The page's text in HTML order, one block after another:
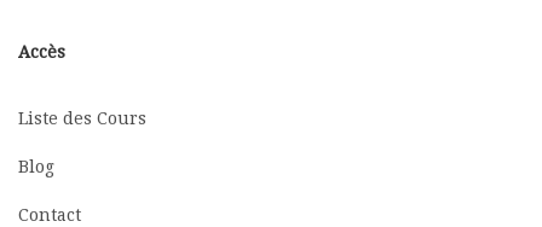
Accès
Liste des Cours
Blog
Contact